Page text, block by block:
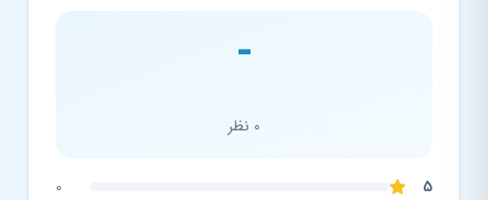
-
0 نظر
5
0